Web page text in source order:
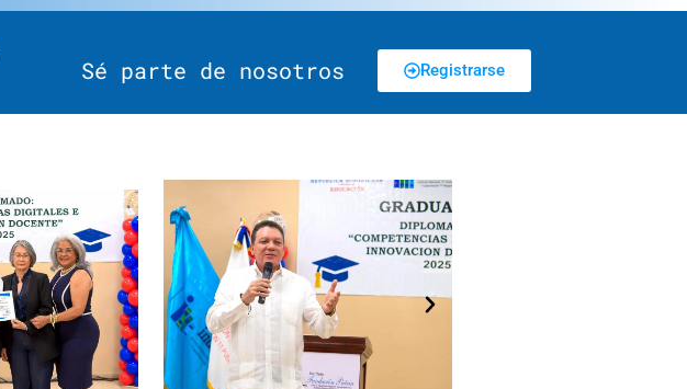
Sé parte de nosotros Registrarse